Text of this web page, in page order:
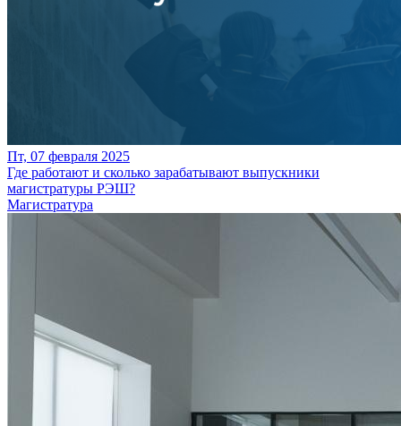
Пт, 07 февраля 2025
Где работают и сколько зарабатывают выпускники
магистратуры РЭШ?
Магистратура